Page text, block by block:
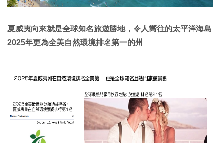
夏威夷向來就是全球知名旅遊勝地，令人嚮往的太平洋海島
2025年更為全美自然環境排名第一的州